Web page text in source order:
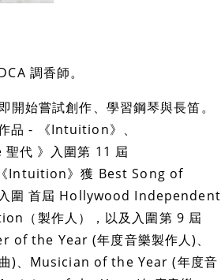
調香師。
始嘗試創作、學習鋼琴與長笛。
品 - 《Intuition》、
代 》入圍第 11 屆
Intuition》獲 Best Song of
圍 首屆 Hollywood Independent
（製作人），以及入圍第 9 屆
the Year (年度音樂製作人)、
)、Musician of the Year (年度音